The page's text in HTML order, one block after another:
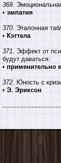
369.
• эмпатия
370. Эталонная
• Кэттела
371.
Эффект от
будут даваться:
• применительно
372. Юность с
• Э. Эриксон